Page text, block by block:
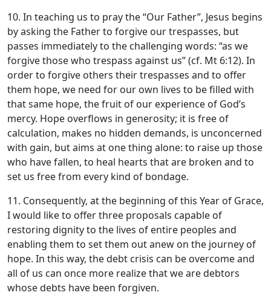
10. In teaching us to pray the “Our Father”, Jesus begins
by asking the Father to forgive our trespasses, but
passes immediately to the challenging words: “as we
forgive those who trespass against us” (cf. Mt 6:12). In
order to forgive others their trespasses and to offer
them hope, we need for our own lives to be filled with
that same hope, the fruit of our experience of God’s
mercy. Hope overflows in generosity; it is free of
calculation, makes no hidden demands, is unconcerned
with gain, but aims at one thing alone: to raise up those
who have fallen, to heal hearts that are broken and to
set us free from every kind of bondage.
11. Consequently, at the beginning of this Year of Grace,
I would like to offer three proposals capable of
restoring dignity to the lives of entire peoples and
enabling them to set them out anew on the journey of
hope. In this way, the debt crisis can be overcome and
all of us can once more realize that we are debtors
whose debts have been forgiven.